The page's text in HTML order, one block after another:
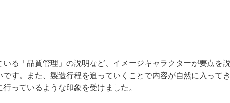
る「品質管理」の説明など、イメージキャラクターが要点を説
す。また、製造行程を追っていくことで内容が自然に入ってき
っているような印象を受けました。